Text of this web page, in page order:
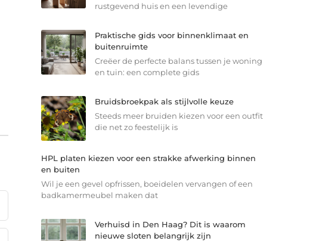
rustgevend huis en een levendige
Praktische gids voor binnenklimaat en
buitenruimte
Creëer de perfecte balans tussen je woning
en tuin: een complete gids
Bruidsbroekpak als stijlvolle keuze
Steeds meer bruiden kiezen voor een outfit
die net zo feestelijk is
HPL platen kiezen voor een strakke afwerking binnen
en buiten
Wil je een gevel opfrissen, boeidelen vervangen of een
badkamermeubel maken dat
Verhuisd in Den Haag? Dit is waarom
nieuwe sloten belangrijk zijn